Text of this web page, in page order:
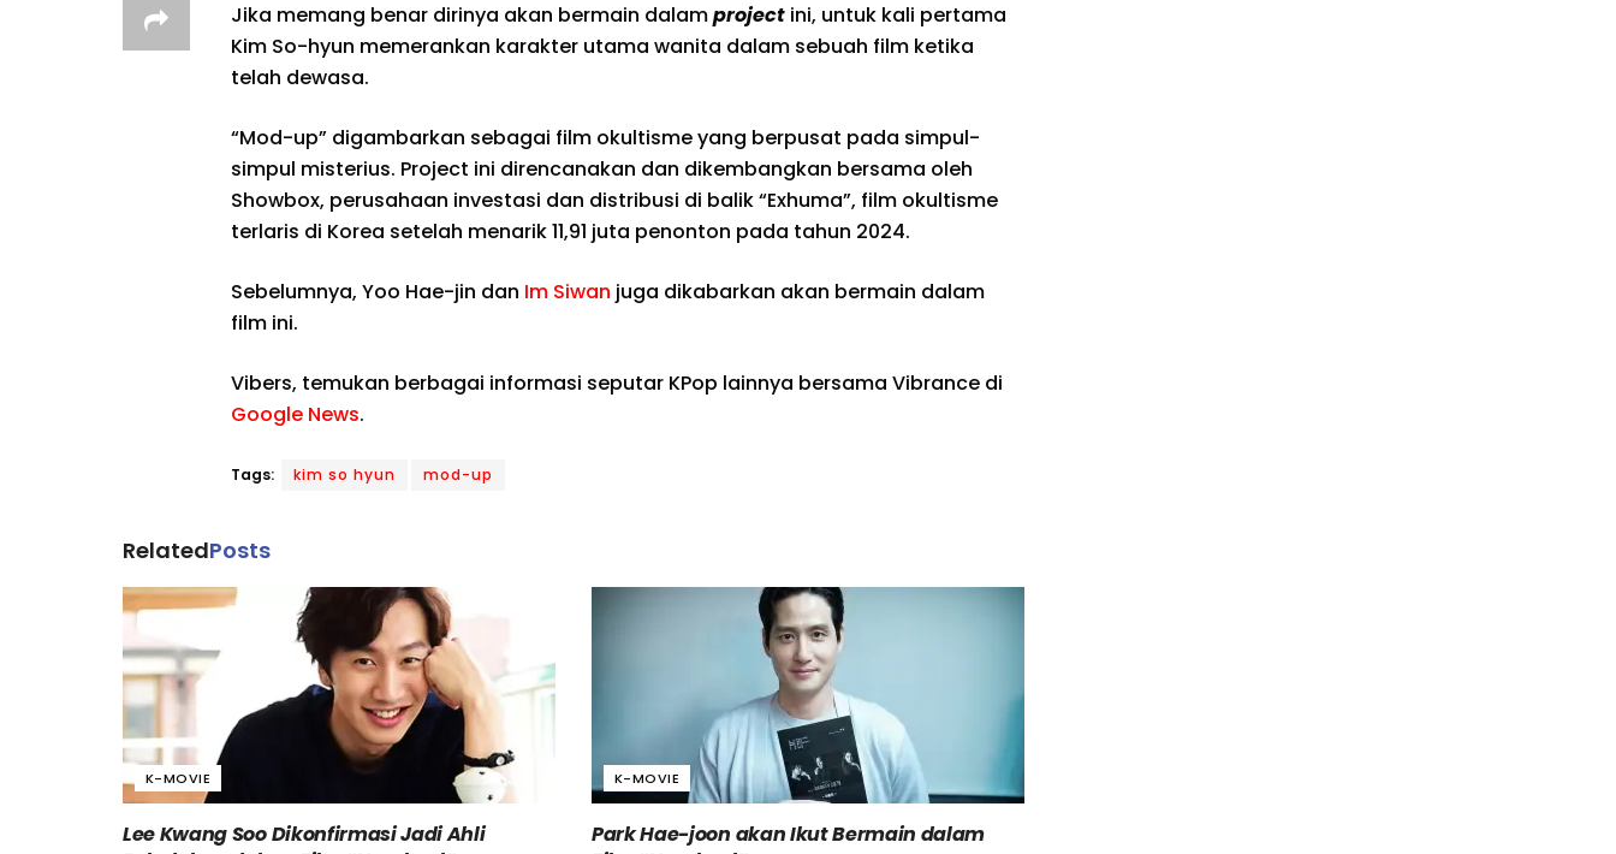
Jika memang benar dirinya akan bermain dalamproject ini, untuk kali pertama
Kim So-hyun memerankan karakter utama wanita dalam sebuah film ketika
telah dewasa.
“Mod-up” digambarkan sebagai film okultisme yang berpusat pada simpul-
simpul misterius. Project ini direncanakan dan dikembangkan bersama oleh
Showbox, perusahaan investasi dan distribusi di balik “Exhuma”, film okultisme
terlaris di Korea setelah menarik 11,91 juta penonton pada tahun 2024.
Sebelumnya, Yoo Hae-jin dan Im Siwan juga dikabarkan akan bermain dalam
film ini.
Vibers, temukan berbagai informasi seputar KPop lainnya bersama Vibrance di
Google News.
Tags: kim so hyun mod-up
RelatedPosts
K-MOVIE
Lee Kwang Soo Dikonfirmasi Jadi Ahli
K-MOVIE
Park Hae-joon akan Ikut Bermain dalam